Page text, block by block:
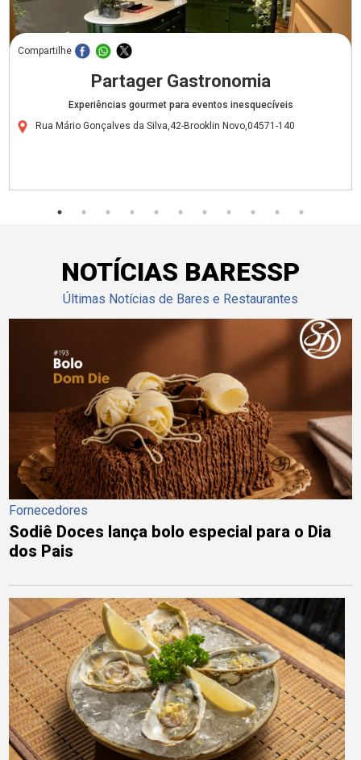
Compartilhe
Partager Gastronomia
Experiências gourmet para eventos inesquecíveis
Rua Mário Gonçalves da Silva,42-Brooklin Novo,04571-140
NOTÍCIAS BARESSP
Últimas Notícias de Bares e Restaurantes
Fornecedores
Sodiê Doces lança bolo especial para o Dia
dos Pais